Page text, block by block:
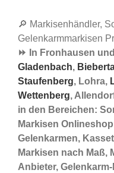
🔎 Markisenhändler,
Gelenkarmmarkisen
⏩ In Fronhausen
Gladenbach,
Staufenberg, Lohra,
Wettenberg,
in den Bereichen:
Markisen
Gelenkarmen,
Markisen nach Maß,
Anbieter,